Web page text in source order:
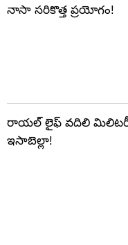
నాసా సరికొత్త ప్రయోగం!
రాయల్ లైఫ్ వదిలి
ఇసాబెల్లా!